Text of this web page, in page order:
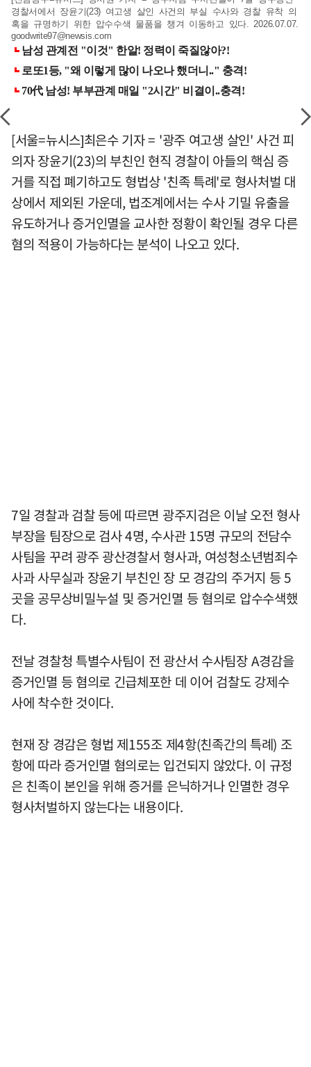
경찰서에서 장윤기(23) 여고생 살인 사건의 부실 수사와 경찰 유착 의
혹을 규명하기 위한 압수수색 물품을 챙겨 이동하고 있다. 2026.07.07.
goodwrite97@newsis.com
[서울=뉴시스]최은수 기자 = '광주 여고생 살인' 사건 피
의자 장윤기(23)의 부친인 현직 경찰이 아들의 핵심 증
거를 직접 폐기하고도 형법상 '친족 특례'로 형사처벌 대
상에서 제외된 가운데, 법조계에서는 수사 기밀 유출을
유도하거나 증거인멸을 교사한 정황이 확인될 경우 다른
혐의 적용이 가능하다는 분석이 나오고 있다.
7일 경찰과 검찰 등에 따르면 광주지검은 이날 오전 형사
부장을 팀장으로 검사 4명, 수사관 15명 규모의 전담수
사팀을 꾸려 광주 광산경찰서 형사과, 여성청소년범죄수
사과 사무실과 장윤기 부친인 장 모 경감의 주거지 등 5
곳을 공무상비밀누설 및 증거인멸 등 혐의로 압수수색했
다.
전날 경찰청 특별수사팀이 전 광산서 수사팀장 A경감을
증거인멸 등 혐의로 긴급체포한 데 이어 검찰도 강제수
사에 착수한 것이다.
현재 장 경감은 형법 제155조 제4항(친족간의 특례) 조
항에 따라 증거인멸 혐의로는 입건되지 않았다. 이 규정
은 친족이 본인을 위해 증거를 은닉하거나 인멸한 경우
형사처벌하지 않는다는 내용이다.